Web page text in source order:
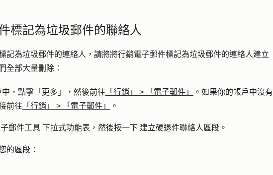
標記為垃圾郵件的聯絡人
記為垃圾郵件的連絡人，請將將行銷電子郵件標記為垃圾郵件的連絡人建立
全部大量刪除：
中，點擊 「更多」 ，然後前往 「行銷」 > 「電子郵件」
。如果你的帳戶中沒有
前往 「行銷」 > 「電子郵件」 。
郵件工具 下拉式功能表，然後按一下 建立硬退件聯絡人區段 。
的區段：